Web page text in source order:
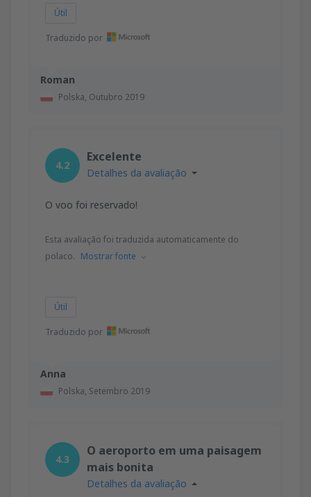
Roman
Polska, Outubro 2019
Útil
Traduzido por
Anna
Polska, Setembro 2019
4.2
Excelente
Detalhes da avaliação
O voo foi reservado!
Esta avaliação foi traduzida automaticamente do
polaco. Mostrar fonte
Útil
Traduzido por
4.3
O aeroporto em uma paisagem
mais bonita
Detalhes da avaliação